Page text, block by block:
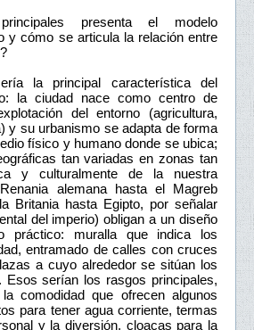
presenta el modelo
y cómo se articula la relación entre
la principal característica del
la ciudad nace como centro de
del entorno (agricultura,
y su urbanismo se adapta de forma
físico y humano donde se ubica;
tan variadas en zonas tan
y culturalmente de la nuestra
alemana hasta el Magreb
Britania hasta Egipto, por señalar
del imperio) obligan a un diseño
práctico: muralla que indica los
entramado de calles con cruces
a cuyo alrededor se sitúan los
Esos serían los rasgos principales,
comodidad que ofrecen algunos
para tener agua corriente, termas
y la diversión, cloacas para la